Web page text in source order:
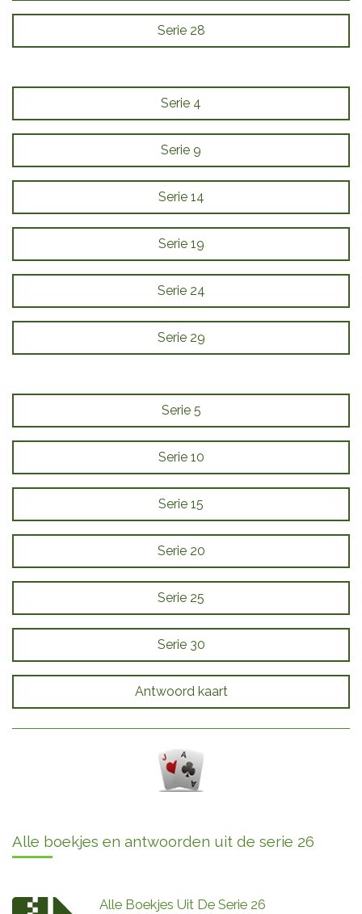
Serie 28
Serie 4
Serie 9
Serie 14
Serie 19
Serie 24
Serie 29
Serie 5
Serie 10
Serie 15
Serie 20
Serie 25
Serie 30
Antwoord kaart
Alle boekjes en antwoorden uit de serie 26
Alle Boekjes Uit De Serie 26